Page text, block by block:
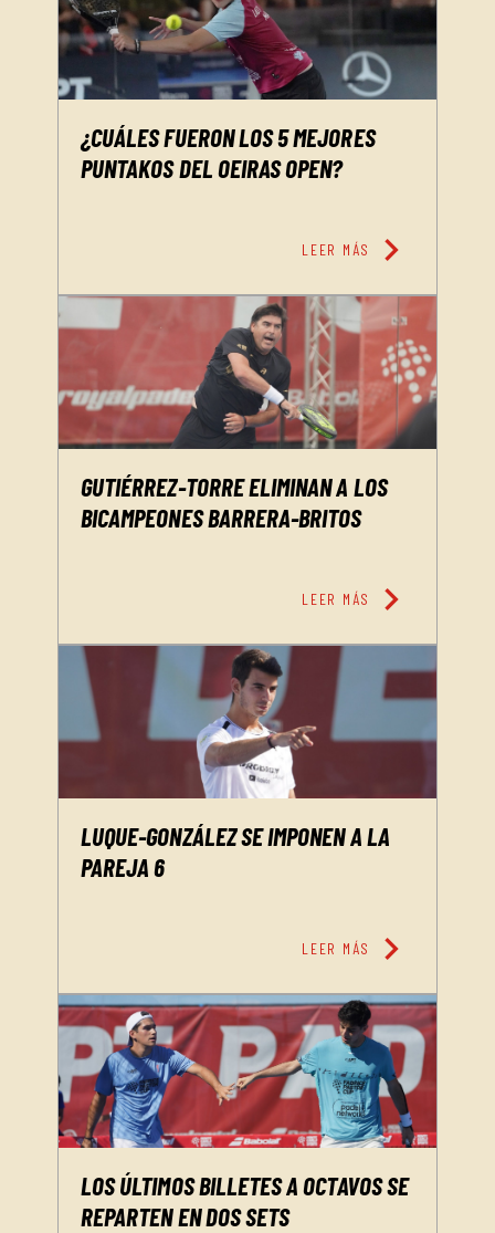
¿CUÁLES FUERON LOS 5 MEJORES
PUNTAKOS DEL OEIRAS OPEN?
LEER MÁS chevron_right
GUTIÉRREZ-TORRE ELIMINAN A LOS
BICAMPEONES BARRERA-BRITOS
LEER MÁS chevron_right
LUQUE-GONZÁLEZ SE IMPONEN A LA
PAREJA 6
LEER MÁS chevron_right
LOS ÚLTIMOS BILLETES A OCTAVOS SE
REPARTEN EN DOS SETS